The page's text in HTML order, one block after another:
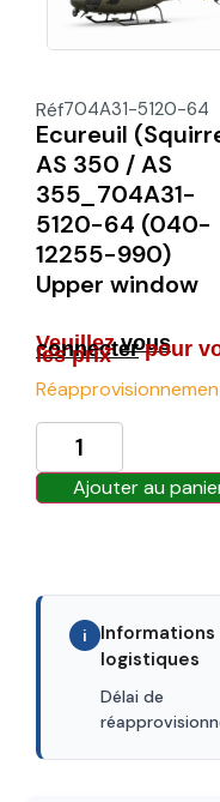
Réf704A31-5120-64
Ecureuil
AS 350 / AS
355_704A31-
5120-64 (040-
12255-990)
Upper window
Veuillezvous
connecterpour
les prix
Ajouter au
i
Informations
logistiques
Délai de